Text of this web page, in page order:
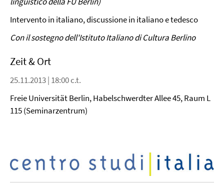
Intervento in italiano, discussione in italiano e tedesco
Con il sostegno dell'Istituto Italiano di Cultura Berlino
Zeit & Ort
25.11.2013 | 18:00 c.t.
Freie Universität Berlin, Habelschwerdter Allee 45, Raum L
115 (Seminarzentrum)